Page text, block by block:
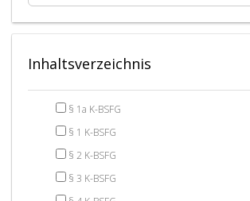
Inhaltsverzeichnis
§ 1a K-BSFG
§ 1 K-BSFG
§ 2 K-BSFG
§ 3 K-BSFG